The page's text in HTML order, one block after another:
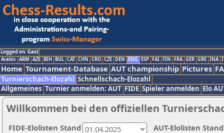
Logged on: Gast
Arabic ARM AZE BIH BUL CAT CHN CRO CZE DEN ENG ESP FAI FIN FRA GER GRE INA
Home Tournament-Database AUT championship Pictures
Turnierschach-Elozahl Schnellschach-Elozahl
Allgemeines Turnier anmelden: AUT FIDE Spieler anmelden Elo
Willkommen bei den offiziellen
AUT-Elolisten
FIDE-Elolisten Stand